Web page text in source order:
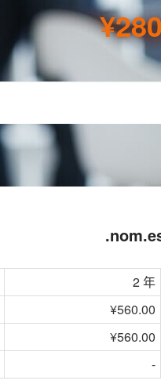
2 年
¥560.00
¥560.00
-